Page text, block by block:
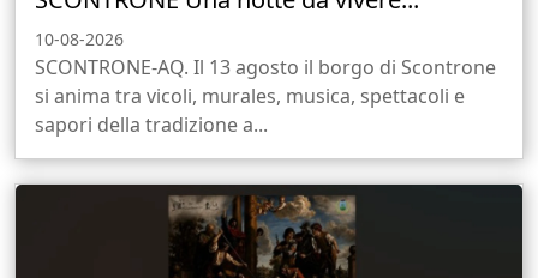
10-08-2026
SCONTRONE-AQ. Il 13 agosto il borgo di Scontrone
si anima tra vicoli, murales, musica, spettacoli e
sapori della tradizione a...